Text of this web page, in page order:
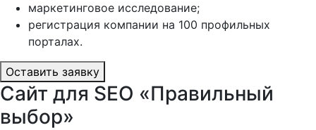
маркетинговое исследование;
регистрация компании на 100 профильных
порталах.
Оставить заявку
Сайт для SEO «Правильный
выбор»